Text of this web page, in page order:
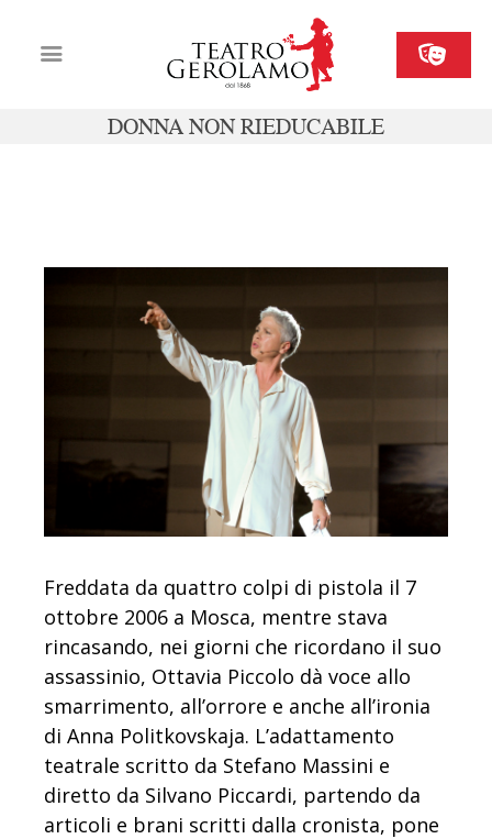
DONNA NON RIEDUCABILE
Organizza il tuo evento
Contatti
Freddata da quattro colpi di pistola il 7
ottobre 2006 a Mosca, mentre stava
rincasando, nei giorni che ricordano il suo
assassinio, Ottavia Piccolo dà voce allo
smarrimento, all’orrore e anche all’ironia
di Anna Politkovskaja. L’adattamento
teatrale scritto da Stefano Massini e
diretto da Silvano Piccardi, partendo da
articoli e brani scritti dalla cronista, pone